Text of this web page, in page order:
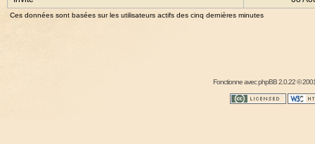
Ces données sont basées sur les utilisateurs actifs des cinq dernières minutes
Fonctionne avecphpBB2.0.22 ©